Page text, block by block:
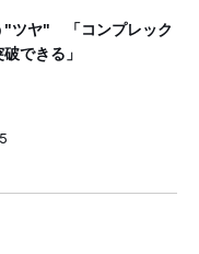
"ツヤ" 「コンプレック
できる」